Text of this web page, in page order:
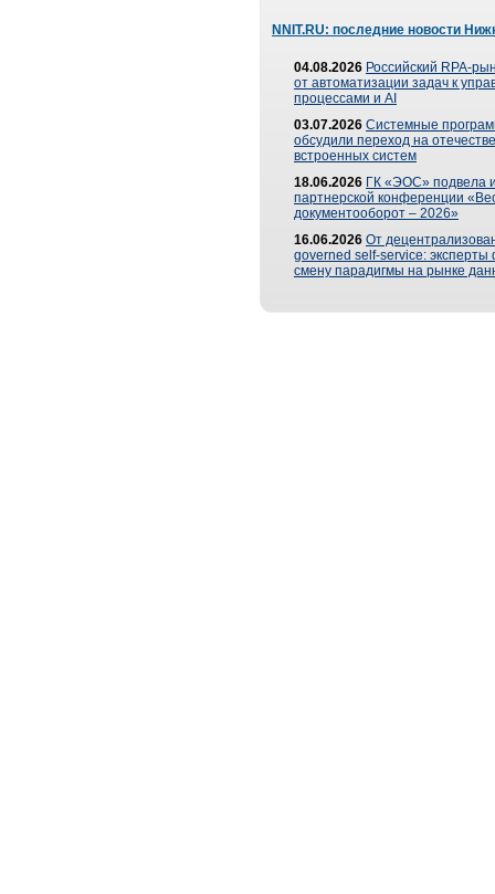
NNIT.RU: последние новости
04.08.2026 Российский RPA-
от автоматизации задач к
процессами и AI
03.07.2026 Системные
обсудили переход на
встроенных систем
18.06.2026 ГК «ЭОС» подвела
партнерской конференции
документооборот – 2026»
16.06.2026 От
governed self-service: эксперты
смену парадигмы на рынке